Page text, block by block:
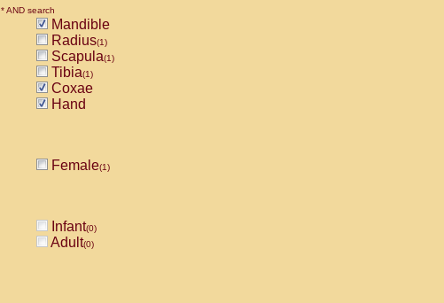
* AND search
Mandible
Radius(1)
Scapula(1)
Tibia(1)
Coxae
Hand
Female(1)
Infant(0)
Adult(0)